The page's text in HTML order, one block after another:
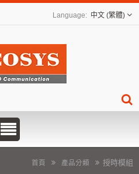
中文 (繁體)
首頁 產品分類 授時模組